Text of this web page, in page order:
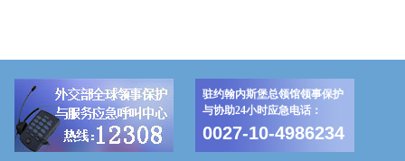
驻约翰内斯堡总领馆领事保护
与协助24小时应急电话：
0027-10-4986234